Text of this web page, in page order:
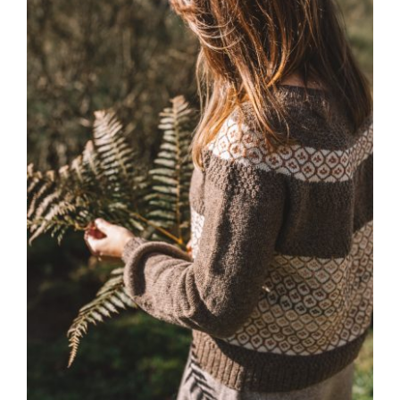
Blog
Contacto
Newsletter
Carrito
Mi cuenta